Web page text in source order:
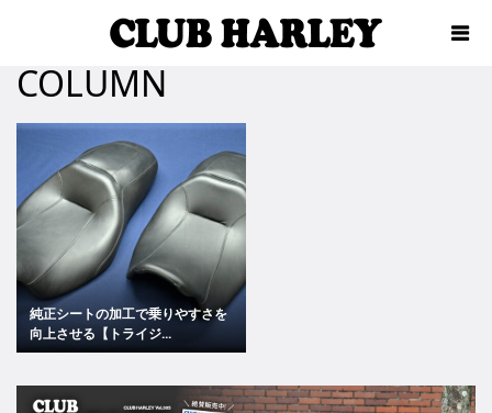
COLUMN
純正シートの加工で乗りやすさを
向上させる【トライジ...